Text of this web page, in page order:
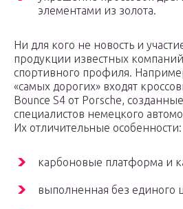
элементами из золота.
Ни для кого не новость и
продукции известных
спортивного профиля.
«самых дорогих» входят
Bounce S4 от Porsche,
специалистов немецкого
Их отличительные особенности:
карбоновые платформа и
выполненная без единого